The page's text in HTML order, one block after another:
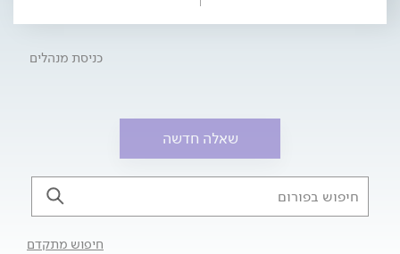
כניסת מנהלים
שאלה חדשה
חיפוש מתקדם